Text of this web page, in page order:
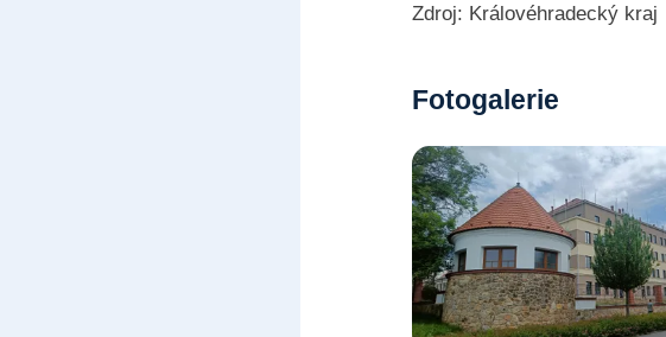
Zdroj: Královéhradecký kraj
Fotogalerie